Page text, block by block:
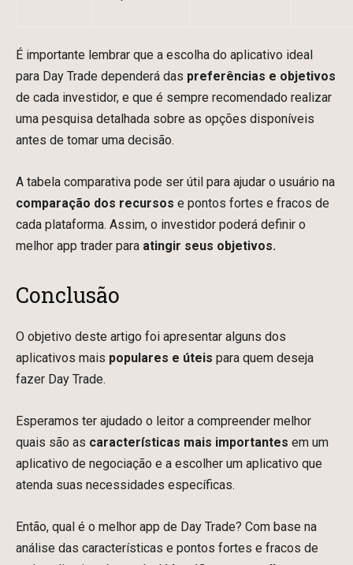
É importante lembrar que a escolha do aplicativo ideal
para Day Trade dependerá das preferências e objetivos
de cada investidor, e que é sempre recomendado realizar
uma pesquisa detalhada sobre as opções disponíveis
antes de tomar uma decisão.
A tabela comparativa pode ser útil para ajudar o usuário na
comparação dos recursos e pontos fortes e fracos de
cada plataforma. Assim, o investidor poderá definir o
melhor app trader para atingir seus objetivos.
Conclusão
O objetivo deste artigo foi apresentar alguns dos
aplicativos mais populares e úteis para quem deseja
fazer Day Trade.
Esperamos ter ajudado o leitor a compreender melhor
quais são as características mais importantes em um
aplicativo de negociação e a escolher um aplicativo que
atenda suas necessidades específicas.
Então, qual é o melhor app de Day Trade? Com base na
análise das características e pontos fortes e fracos de